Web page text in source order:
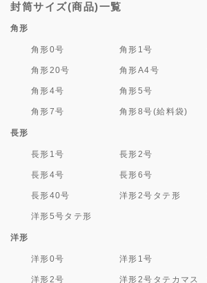
封筒サイズ(商品)一覧
角形
角形0号 角形1号
角形20号 角形A4号
角形4号 角形5号
角形7号 角形8号(給料袋)
長形
長形1号 長形2号
長形4号 長形6号
長形40号 洋形2号タテ形
洋形5号タテ形
洋形
洋形0号 洋形1号
洋形2号 洋形2号タテカマス